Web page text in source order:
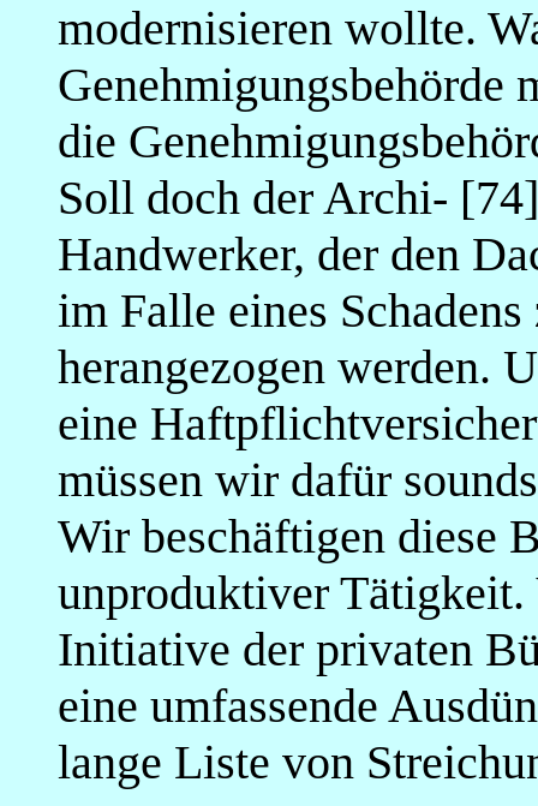
modernisieren wollte.
die
Soll doch der Archi-
Handwerker, der den
im Falle eines Schadens
herangezogen werden.
eine
müssen wir dafür
Wir beschäftigen diese
unproduktiver
Initiative der privaten
eine umfassende
lange Liste von